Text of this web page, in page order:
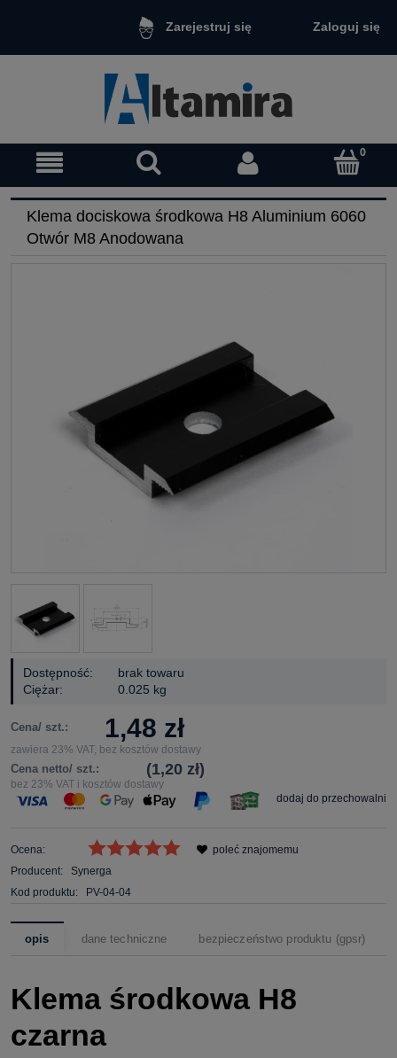
Zarejestruj się Zaloguj się
Klema dociskowa środkowa H8 Aluminium 6060
Otwór M8 Anodowana
Dostępność:
brak towaru
Ciężar:
0.025 kg
Cena/ szt.: 1,48 zł
zawiera 23% VAT, bez kosztów dostawy
Cena netto/ szt.: (1,20 zł)
bez 23% VAT i kosztów dostawy
dodaj do przechowalni
Ocena:
Producent:
Synerga
Kod produktu:
PV-04-04
poleć znajomemu
opis dane techniczne bezpieczeństwo produktu (gpsr)
Klema środkowa H8
czarna